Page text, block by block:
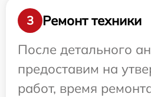
3
Ремонт техники
После детального
предоставим на
работ, время